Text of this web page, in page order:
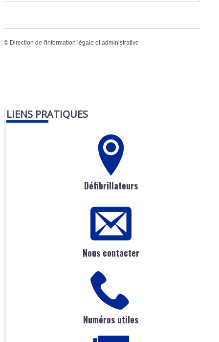
© Direction de l'information légale et administrative
LIENS PRATIQUES
Défibrillateurs
Nous contacter
Numéros utiles